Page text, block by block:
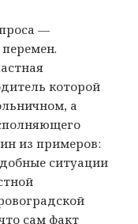
—
которой
а
из примеров:
ситуации
сам факт